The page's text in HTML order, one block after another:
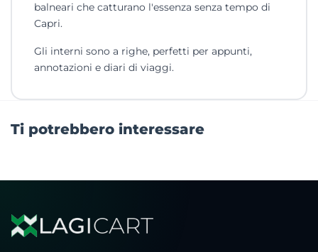
balneari che catturano l'essenza senza tempo di
Capri.
Gli interni sono a righe, perfetti per appunti,
annotazioni e diari di viaggi.
Ti potrebbero interessare